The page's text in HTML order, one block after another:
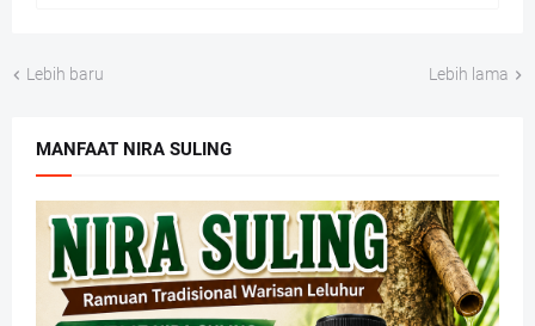
Lebih baru Lebih lama
MANFAAT NIRA SULING